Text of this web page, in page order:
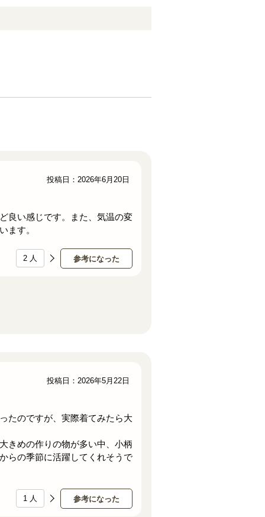
良い感じです。また、気温の変
ます。
参考になった
2 人
投稿日：2026年6月20日
たのですが、実際着てみたら大
きめの作りの物が多い中、小柄
らの季節に活躍してくれそうで
参考になった
1 人
投稿日：2026年5月22日